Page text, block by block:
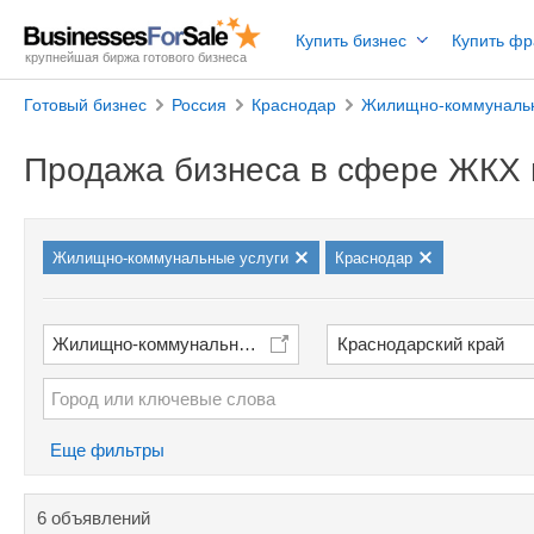
крупнейшая биржа готового бизнеса
Купить бизнес Купить
Готовый бизнес Россия Краснодар Жилищно-
Продажа бизнеса в сфере ЖКХ
Жилищно-коммунальные услуги Краснодар
Жилищно-коммунальные услуги Краснодарский край
Еще фильтры
6 объявлений